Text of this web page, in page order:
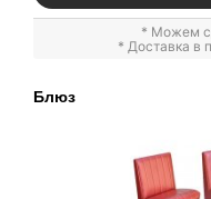
* Можем
* Доставка в
Блюз